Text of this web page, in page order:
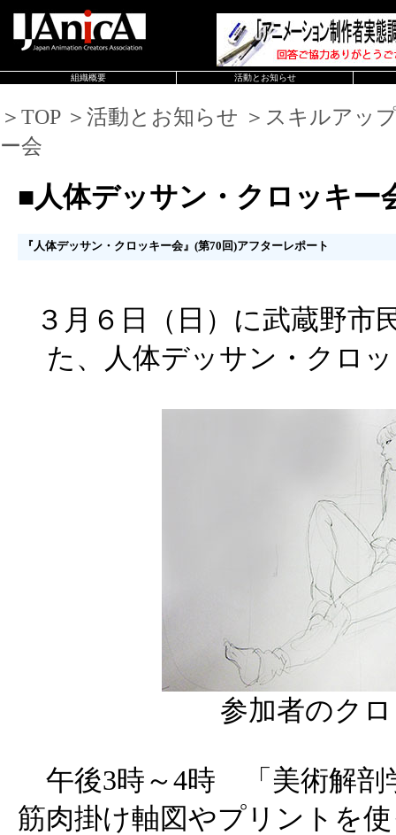
組織概要 活動とお知らせ
＞TOP ＞活動とお知らせ ＞スキルアッ
ー会
■人体デッサン・クロッキー
『人体デッサン・クロッキー会』(第70回)アフターレポート
３月６日（日）に武蔵野市
た、人体デッサン・クロ
参加者のク
午後3時～4時 「美術解剖
筋肉掛け軸図やプリントを